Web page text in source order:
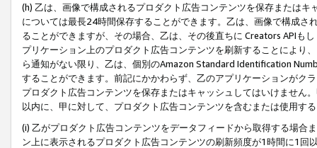
(h) 乙は、画像で構成されるプロダクト広告コンテンツを保存または
については最長24時間保存することができます。乙は、画像で構成
ることができますが、その場合、乙は、その後直ちに Creators APIも
プリケーション上のプロダクト広告コンテンツを刷新することにより
ら通知がない限り、乙は、個別のAmazon Standard Identification
することができます。前記にかかわらず、乙のアプリケーションがク
プロダクト広告コンテンツを保存またはキャッシュしてはいけません
以内に、甲に対して、プロダクト広告コンテンツを含むまたは使用す
(i) 乙がプロダクト広告コンテンツをデータフィードから取得する場合
ン上に表示されるプロダクト広告コンテンツの刷新頻度が1時間に1